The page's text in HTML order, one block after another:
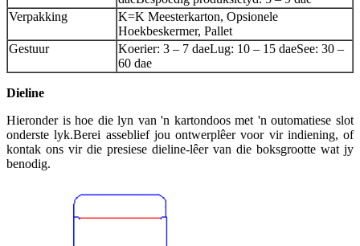
Verpakking
K=K Meesterkarton, Opsionele
Hoekbeskermer, Pallet
Gestuur
Koerier: 3 – 7 daeLug: 10 – 15 daeSee: 30 –
60 dae
Dieline
Hieronder is hoe die lyn van 'n kartondoos met 'n outomatiese slot
onderste lyk.Berei asseblief jou ontwerplêer voor vir indiening, of
kontak ons ​​vir die presiese dieline-lêer van die boksgrootte wat jy
benodig.